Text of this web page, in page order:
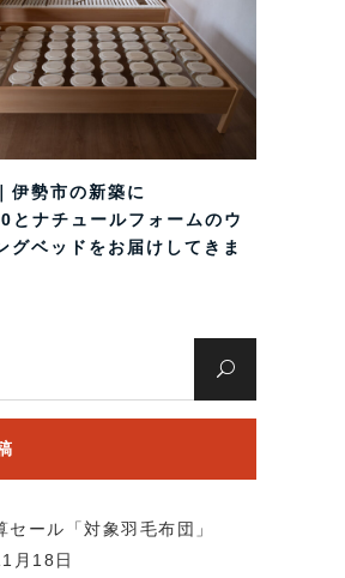
伊勢市の新築に
とナチュールフォームのウ
グベッドをお届けしてきま
セール「対象羽毛布団」
月18日